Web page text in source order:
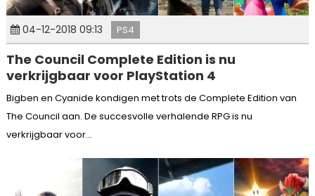
04-12-2018 09:13 PS4
The Council Complete Edition is nu
verkrijgbaar voor PlayStation 4
Bigben en Cyanide kondigen met trots de Complete Edition van
The Council aan. De succesvolle verhalende RPG is nu
verkrijgbaar voor...